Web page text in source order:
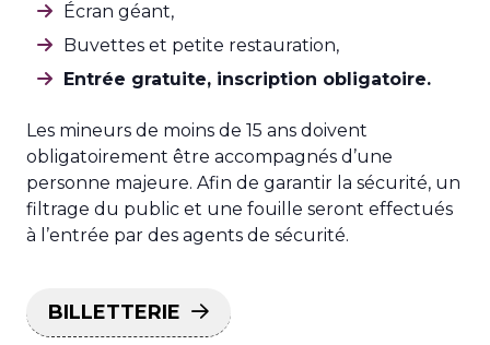
Écran géant,
Buvettes et petite restauration,
Entrée gratuite, inscription obligatoire.
Les mineurs de moins de 15 ans doivent
obligatoirement être accompagnés d’une
personne majeure. Afin de garantir la sécurité, un
filtrage du public et une fouille seront effectués
à l’entrée par des agents de sécurité.
BILLETTERIE